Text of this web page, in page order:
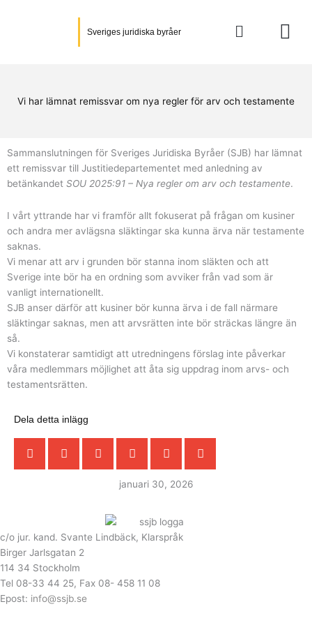
Sveriges juridiska byråer
Vi har lämnat remissvar om nya regler för arv och testamente
Sammanslutningen för Sveriges Juridiska Byråer (SJB) har lämnat
ett remissvar till Justitiedepartementet med anledning av
betänkandet SOU 2025:91 – Nya regler om arv och testamente.
I vårt yttrande har vi framför allt fokuserat på frågan om kusiner
och andra mer avlägsna släktingar ska kunna ärva när testamente
saknas.
Vi menar att arv i grunden bör stanna inom släkten och att
Sverige inte bör ha en ordning som avviker från vad som är
vanligt internationellt.
SJB anser därför att kusiner bör kunna ärva i de fall närmare
släktingar saknas, men att arvsrätten inte bör sträckas längre än
så.
Vi konstaterar samtidigt att utredningens förslag inte påverkar
våra medlemmars möjlighet att åta sig uppdrag inom arvs- och
testamentsrätten.
Dela detta inlägg
januari 30, 2026
c/o jur. kand. Svante Lindbäck, Klarspråk
Birger Jarlsgatan 2
114 34 Stockholm
Tel 08-33 44 25, Fax 08- 458 11 08
Epost: info@ssjb.se